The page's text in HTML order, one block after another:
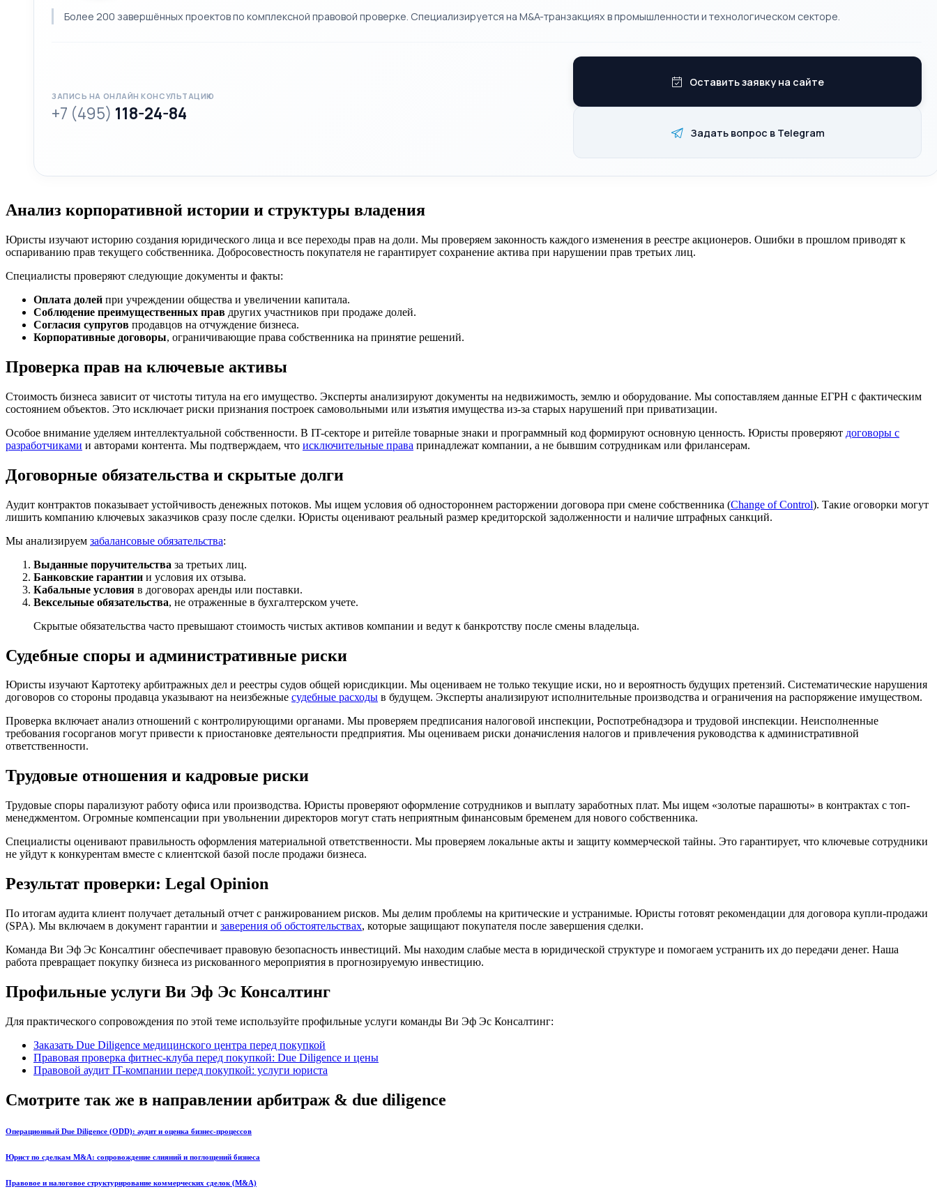
Более 200 завершённых проектов по комплексной правовой проверке. Специализируется на M&A-транзакциях в промышленности и технологическом секторе.
ЗАПИСЬ НА ОНЛАЙН КОНСУЛЬТАЦИЮ
+7 (495) 118-24-84
Оставить заявку на сайте
Задать вопрос в Telegram
Анализ корпоративной истории и структуры владения
Юристы изучают историю создания юридического лица и все переходы прав на доли. Мы проверяем законность каждого изменения в реестре акционеров. Ошибки в прошлом приводят к
оспариванию прав текущего собственника. Добросовестность покупателя не гарантирует сохранение актива при нарушении прав третьих лиц.
Специалисты проверяют следующие документы и факты:
Оплата долей при учреждении общества и увеличении капитала.
Соблюдение преимущественных прав других участников при продаже долей.
Согласия супругов продавцов на отчуждение бизнеса.
Корпоративные договоры, ограничивающие права собственника на принятие решений.
Проверка прав на ключевые активы
Стоимость бизнеса зависит от чистоты титула на его имущество. Эксперты анализируют документы на недвижимость, землю и оборудование. Мы сопоставляем данные ЕГРН с фактическим
состоянием объектов. Это исключает риски признания построек самовольными или изъятия имущества из-за старых нарушений при приватизации.
Особое внимание уделяем интеллектуальной собственности. В IT-секторе и ритейле товарные знаки и программный код формируют основную ценность. Юристы проверяют договоры с
разработчиками и авторами контента. Мы подтверждаем, что исключительные права принадлежат компании, а не бывшим сотрудникам или фрилансерам.
Договорные обязательства и скрытые долги
Аудит контрактов показывает устойчивость денежных потоков. Мы ищем условия об одностороннем расторжении договора при смене собственника (Change of Control). Такие оговорки могут
лишить компанию ключевых заказчиков сразу после сделки. Юристы оценивают реальный размер кредиторской задолженности и наличие штрафных санкций.
Мы анализируем забалансовые обязательства:
Выданные поручительства за третьих лиц.
Банковские гарантии и условия их отзыва.
Кабальные условия в договорах аренды или поставки.
Вексельные обязательства, не отраженные в бухгалтерском учете.
Скрытые обязательства часто превышают стоимость чистых активов компании и ведут к банкротству после смены владельца.
Судебные споры и административные риски
Юристы изучают Картотеку арбитражных дел и реестры судов общей юрисдикции. Мы оцениваем не только текущие иски, но и вероятность будущих претензий. Систематические нарушения
договоров со стороны продавца указывают на неизбежные судебные расходы в будущем. Эксперты анализируют исполнительные производства и ограничения на распоряжение имуществом.
Проверка включает анализ отношений с контролирующими органами. Мы проверяем предписания налоговой инспекции, Роспотребнадзора и трудовой инспекции. Неисполненные
требования госорганов могут привести к приостановке деятельности предприятия. Мы оцениваем риски доначисления налогов и привлечения руководства к административной
ответственности.
Трудовые отношения и кадровые риски
Трудовые споры парализуют работу офиса или производства. Юристы проверяют оформление сотрудников и выплату заработных плат. Мы ищем «золотые парашюты» в контрактах с топ-
менеджментом. Огромные компенсации при увольнении директоров могут стать неприятным финансовым бременем для нового собственника.
Специалисты оценивают правильность оформления материальной ответственности. Мы проверяем локальные акты и защиту коммерческой тайны. Это гарантирует, что ключевые сотрудники
не уйдут к конкурентам вместе с клиентской базой после продажи бизнеса.
Результат проверки: Legal Opinion
По итогам аудита клиент получает детальный отчет с ранжированием рисков. Мы делим проблемы на критические и устранимые. Юристы готовят рекомендации для договора купли-продажи
(SPA). Мы включаем в документ гарантии и заверения об обстоятельствах, которые защищают покупателя после завершения сделки.
Команда Ви Эф Эс Консалтинг обеспечивает правовую безопасность инвестиций. Мы находим слабые места в юридической структуре и помогаем устранить их до передачи денег. Наша
работа превращает покупку бизнеса из рискованного мероприятия в прогнозируемую инвестицию.
Профильные услуги Ви Эф Эс Консалтинг
Для практического сопровождения по этой теме используйте профильные услуги команды Ви Эф Эс Консалтинг:
Заказать Due Diligence медицинского центра перед покупкой
Правовая проверка фитнес-клуба перед покупкой: Due Diligence и цены
Правовой аудит IT-компании перед покупкой: услуги юриста
Смотрите так же в направлении арбитраж & due diligence
Операционный Due Diligence (ODD): аудит и оценка бизнес-процессов
Юрист по сделкам M&A: сопровождение слияний и поглощений бизнеса
Правовое и налоговое структурирование коммерческих сделок (M&A)